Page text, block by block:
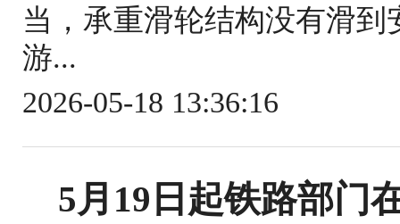
当，承重滑轮结构没有滑
游...
2026-05-18 13:36:16
5月19日起铁路部门